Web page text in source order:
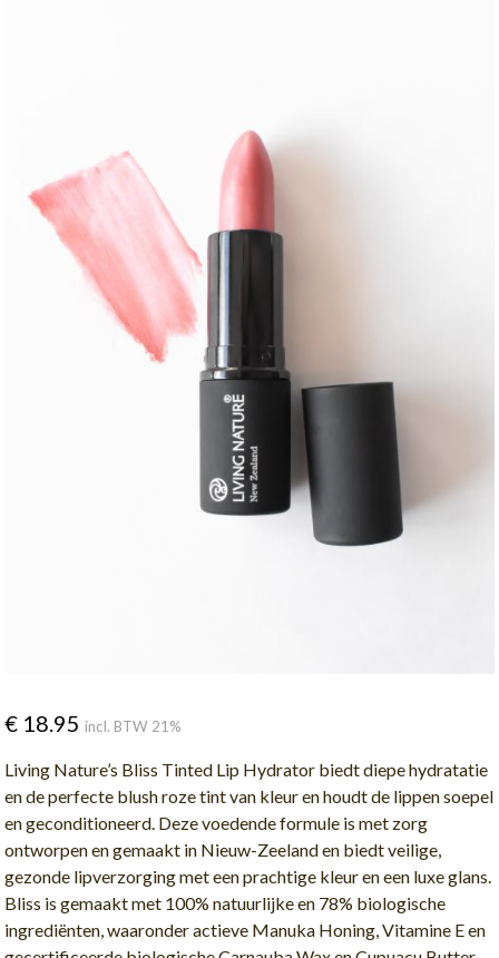
€ 18.95 incl. BTW 21%
Living Nature’s Bliss Tinted Lip Hydrator biedt diepe hydratatie
en de perfecte blush roze tint van kleur en houdt de lippen soepel
en geconditioneerd. Deze voedende formule is met zorg
ontworpen en gemaakt in Nieuw-Zeeland en biedt veilige,
gezonde lipverzorging met een prachtige kleur en een luxe glans.
Bliss is gemaakt met 100% natuurlijke en 78% biologische
ingrediënten, waaronder actieve Manuka Honing, Vitamine E en